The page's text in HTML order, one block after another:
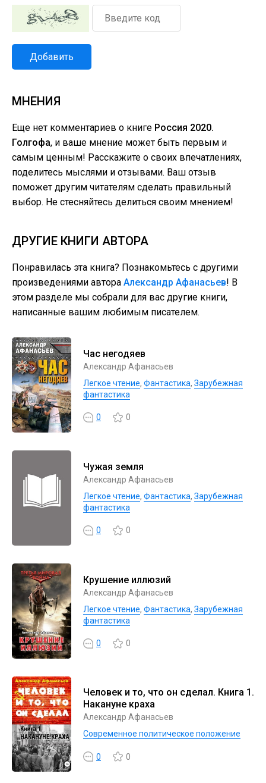
Добавить
МНЕНИЯ
Еще нет комментариев о книге Россия 2020.
Голгофа, и ваше мнение может быть первым и
самым ценным! Расскажите о своих впечатлениях,
поделитесь мыслями и отзывами. Ваш отзыв
поможет другим читателям сделать правильный
выбор. Не стесняйтесь делиться своим мнением!
ДРУГИЕ КНИГИ АВТОРА
Понравилась эта книга? Познакомьтесь с другими
произведениями автора Александр Афанасьев! В
этом разделе мы собрали для вас другие книги,
написанные вашим любимым писателем.
Час негодяев
Александр Афанасьев
Легкое чтение, Фантастика, Зарубежная
фантастика
0 0
Чужая земля
Александр Афанасьев
Легкое чтение, Фантастика, Зарубежная
фантастика
0 0
Крушение иллюзий
Александр Афанасьев
Легкое чтение, Фантастика, Зарубежная
фантастика
0 0
Человек и то, что он сделал. Книга 1.
Накануне краха
Александр Афанасьев
Современное политическое положение
0 0